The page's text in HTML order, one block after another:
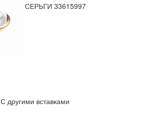
СЕРЬГИ 33615997
С другими вставками